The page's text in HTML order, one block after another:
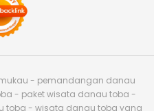
- pemandangan danau
- paket wisata danau toba -
toba - wisata danau toba yang